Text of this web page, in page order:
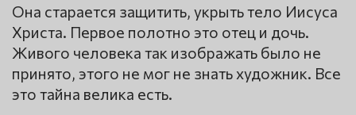
Она старается защитить, укрыть тело Иисуса
Христа. Первое полотно это отец и дочь.
Живого человека так изображать было не
принято, этого не мог не знать художник. Все
это тайна велика есть.